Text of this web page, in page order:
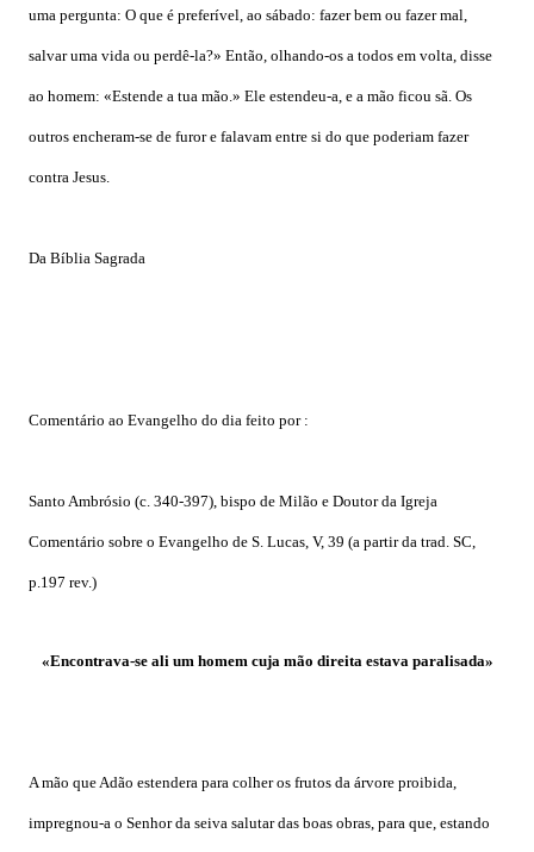
uma pergunta: O que é preferível, ao sábado: fazer bem ou fazer mal,
salvar uma vida ou perdê-la?» Então, olhando-os a todos em volta, disse
ao homem: «Estende a tua mão.» Ele estendeu-a, e a mão ficou sã. Os
outros encheram-se de furor e falavam entre si do que poderiam fazer
contra Jesus.
Da Bíblia Sagrada
Comentário ao Evangelho do dia feito por :
Santo Ambrósio (c. 340-397), bispo de Milão e Doutor da Igreja
Comentário sobre o Evangelho de S. Lucas, V, 39 (a partir da trad. SC,
p.197 rev.)
«Encontrava-se ali um homem cuja mão direita estava paralisada»
A mão que Adão estendera para colher os frutos da árvore proibida,
impregnou-a o Senhor da seiva salutar das boas obras, para que, estando